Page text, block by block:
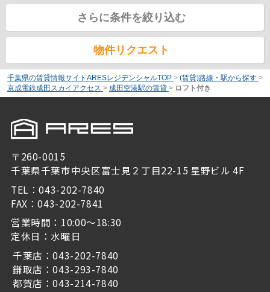
さらに条件を絞り込む
物件リクエスト
千葉県の賃貸情報サイトARESレジデンシャルTOP > (賃貸)路線・駅から探す >
京成電鉄成田スカイアクセス > 成田空港駅の賃貸 > ロフト付き
〒260-0015
千葉県千葉市中央区富士見２丁目22-15 星野ビル 4F
TEL：043-202-7840
FAX：043-202-7841
営業時間：10:00～18:30
定休日：水曜日
千葉店：043-202-7840
鎌取店：043-293-7840
都賀店：043-214-7840